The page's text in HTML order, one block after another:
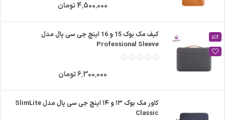
4٬500٬000 تومان
کیف مک بوک 15 و 16 اینچ جی سی پال مدل
Professional Sleeve
6٬300٬000 تومان
کاور مک بوک ۱۳ و ۱۴ اینچ جی سی پال مدل SlimLite
Classic